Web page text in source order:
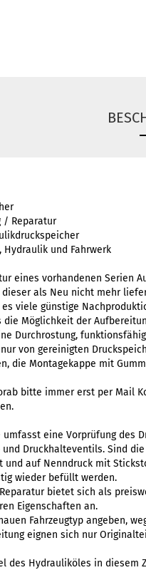
/ Reparatur
Hydraulik und Fahrwerk
eines vorhandenen Serien
als Neu nicht mehr
es viele günstige
die Möglichkeit der
Durchrostung,
von gereinigten
die Montagekappe mit
bitte immer erst per Mail
umfasst eine Vorprüfung des
und Druckhalteventils. Sind
und auf Nenndruck mit
wieder befüllt werden.
bietet sich als
Eigenschaften an.
Fahrzeugtyp angeben,
eignen sich nur
des Hydrauliköles in diesem